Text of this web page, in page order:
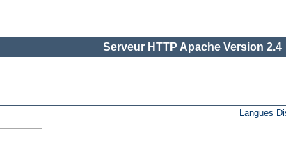
Serveur HTTP Apache Version 2.4
Langues